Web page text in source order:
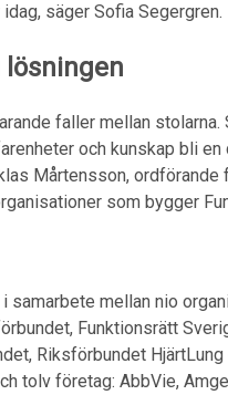
säger Sofia Segergren.
lösningen
faller mellan stolarna.
och kunskap bli
Mårtensson, ordförande
som bygger
samarbete mellan nio
Funktionsrätt
Riksförbundet
tolv företag: AbbVie,